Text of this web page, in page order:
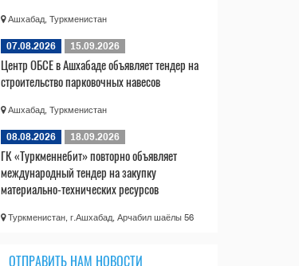
Ашхабад, Туркменистан
07.08.2026 15.09.2026
Центр ОБСЕ в Ашхабаде объявляет тендер на
строительство парковочных навесов
Ашхабад, Туркменистан
08.08.2026 18.09.2026
ГК «Туркменнебит» повторно объявляет
международный тендер на закупку
материально-технических ресурсов
Туркменистан, г.Ашхабад, Арчабил шаёлы 56
ОТПРАВИТЬ НАМ НОВОСТИ